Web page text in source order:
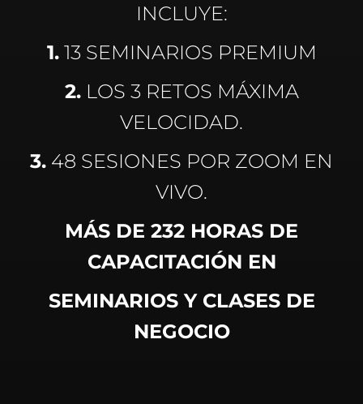
INCLUYE:
1.13 SEMINARIOS PREMIUM
2.LOS 3 RETOS MÁXIMA
VELOCIDAD.
3. 48 SESIONES POR ZOOM EN
VIVO.
MÁS DE 232 HORAS DE
CAPACITACIÓN EN
SEMINARIOS Y CLASES DE
NEGOCIO